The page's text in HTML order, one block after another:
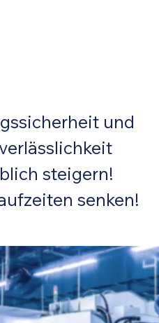
und
steigern!
senken!